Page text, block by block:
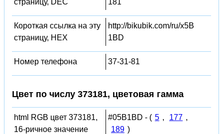
Короткая ссылка на эту
страницу, HEX
http://bikubik.com/ru/x5B
1BD
Номер телефона 37-31-81
Цвет по числу 373181, цветовая гамма
html RGB цвет 373181,
16-ричное значение
#05B1BD - ( 5 , 177 ,
189 )